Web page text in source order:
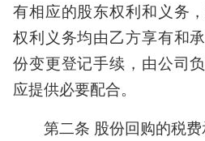
有相应的股东权利和义务
权利义务均由乙方享有和
份变更登记手续，由公司
应提供必要配合。
第二条 股份回购的税费